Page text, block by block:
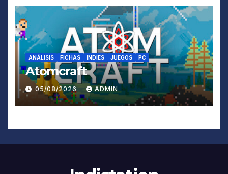
ANÁLISIS FICHAS INDIES JUEGOS PC
Atomcraft
05/08/2026 ADMIN